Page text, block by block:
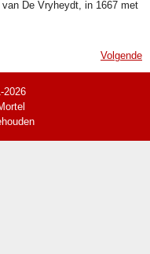
De Vryheydt, in 1667 met
Volgende
2026